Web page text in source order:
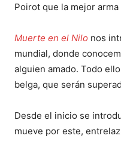
Poirot que la mejor
Muerte en el Nilo nos
mundial, donde
alguien amado. Todo
belga, que serán
Desde el inicio se
mueve por este,